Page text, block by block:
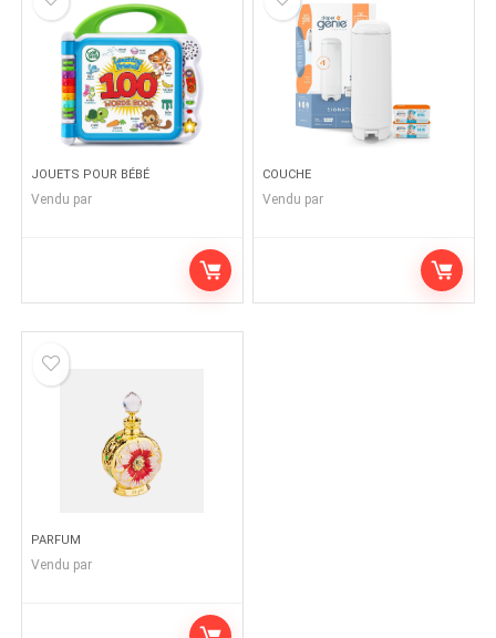
JOUETS POUR BÉBÉ
Vendu par
COUCHE
Vendu par
PARFUM
Vendu par